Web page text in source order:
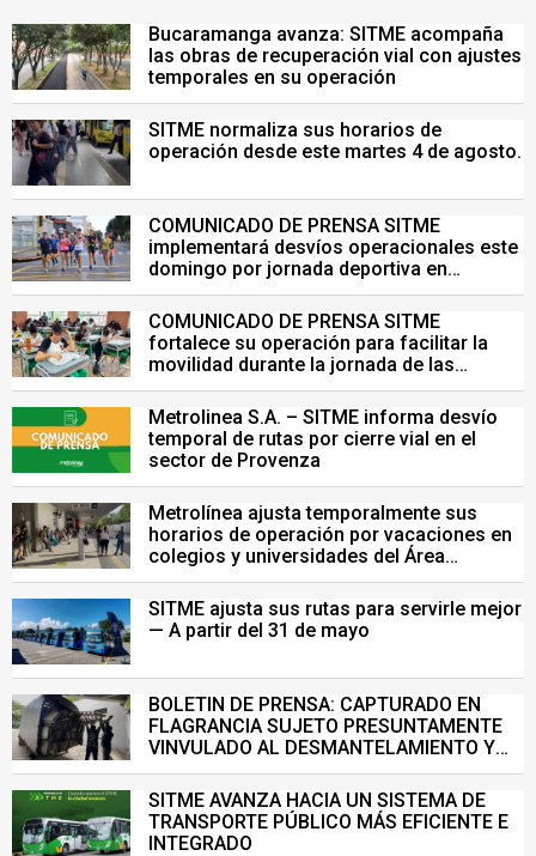
Bucaramanga avanza: SITME acompaña
las obras de recuperación vial con ajustes
temporales en su operación
SITME normaliza sus horarios de
operación desde este martes 4 de agosto.
COMUNICADO DE PRENSA SITME
implementará desvíos operacionales este
domingo por jornada deportiva en
Bucaramanga
COMUNICADO DE PRENSA SITME
fortalece su operación para facilitar la
movilidad durante la jornada de las
Pruebas Saber del 26 de julio
Metrolinea S.A. – SITME informa desvío
temporal de rutas por cierre vial en el
sector de Provenza
Metrolínea ajusta temporalmente sus
horarios de operación por vacaciones en
colegios y universidades del Área
Metropolitana de Bucaramanga.
SITME ajusta sus rutas para servirle mejor
— A partir del 31 de mayo
BOLETIN DE PRENSA: CAPTURADO EN
FLAGRANCIA SUJETO PRESUNTAMENTE
VINVULADO AL DESMANTELAMIENTO Y
VENTA ILEGAL DE INFRAESTRUCTURA DEL
SISTEMA DE TRANSPORTE MASIVO
SITME AVANZA HACIA UN SISTEMA DE
TRANSPORTE PÚBLICO MÁS EFICIENTE E
INTEGRADO